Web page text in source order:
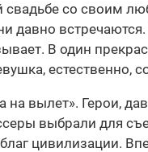
свадьбе со своим
давно
В один
естественно,
вылет». Герои, дав
выбрали для
цивилизации.